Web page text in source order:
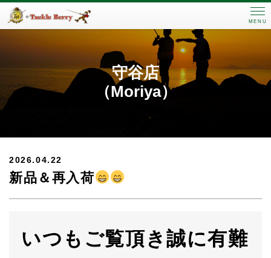
MENU
守谷店
（Moriya）
2026.04.22
新品＆再入荷
いつもご覧頂き誠に有難